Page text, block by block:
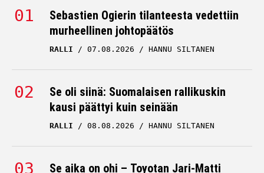
Sebastien Ogierin tilanteesta vedettiin
murheellinen johtopäätös
RALLI 07.08.2026 HANNU SILTANEN
Se oli siinä: Suomalaisen rallikuskin
kausi päättyi kuin seinään
RALLI 08.08.2026 HANNU SILTANEN
Se aika on ohi – Toyotan Jari-Matti